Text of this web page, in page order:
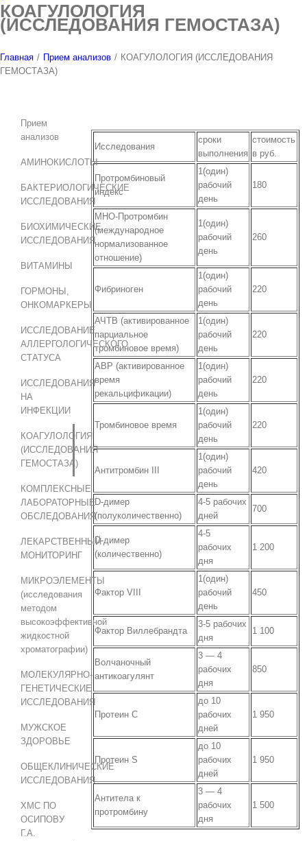
КОАГУЛОЛОГИЯ
(ИССЛЕДОВАНИЯ ГЕМОСТАЗА)
Главная / Прием анализов / КОАГУЛОЛОГИЯ (ИССЛЕДОВАНИЯ
ГЕМОСТАЗА)
Исследования
сроки
выполнения
стоимость
в руб.
Протромбиновый
индекс
1(один)
рабочий
день
180
МНО-Протромбин
(международное
нормализованное
отношение)
1(один)
рабочий
день
260
Фибриноген
1(один)
рабочий
день
220
АЧТВ (активированное
парциальное
тромбиновое время)
1(один)
рабочий
день
220
АВР (активированное
время
рекальцификации)
1(один)
рабочий
день
220
Тромбиновое время
1(один)
рабочий
день
220
Антитромбин III
1(один)
рабочий
день
420
D‑димер
(полуколичественно)
4-5 рабочих
дней
700
D‑димер
(количественно)
4-5
рабочих
дня
1 200
Фактор VIII
1(один)
рабочий
день
450
Фактор Виллебрандта
3-5 рабочих
дня
1 100
Волчаночный
антикоагулянт
3 — 4
рабочих
дня
850
Протеин С
до 10
рабочих
дней
1 950
Протеин S
до 10
рабочих
дней
1 950
Антитела к
протромбину
3 — 4
рабочих
дня
1 500
Прием
анализов
АМИНОКИСЛОТЫ
БАКТЕРИОЛОГИЧЕСКИЕ
ИССЛЕДОВАНИЯ
БИОХИМИЧЕСКИЕ
ИССЛЕДОВАНИЯ
ВИТАМИНЫ
ГОРМОНЫ,
ОНКОМАРКЕРЫ
ИССЛЕДОВАНИЕ
АЛЛЕРГОЛОГИЧЕСКОГО
СТАТУСА
ИССЛЕДОВАНИЯ
НА
ИНФЕКЦИИ
КОАГУЛОЛОГИЯ
(ИССЛЕДОВАНИЯ
ГЕМОСТАЗА)
КОМПЛЕКСНЫЕ
ЛАБОРАТОРНЫЕ
ОБСЛЕДОВАНИЯ
ЛЕКАРСТВЕННЫЙ
МОНИТОРИНГ
МИКРОЭЛЕМЕНТЫ
(исследования
методом
высокоэффективной
жидкостной
хроматографии)
МОЛЕКУЛЯРНО-
ГЕНЕТИЧЕСКИЕ
ИССЛЕДОВАНИЯ
МУЖСКОЕ
ЗДОРОВЬЕ
ОБЩЕКЛИНИЧЕСКИЕ
ИССЛЕДОВАНИЯ
ХМС ПО
ОСИПОВУ
Г.А.